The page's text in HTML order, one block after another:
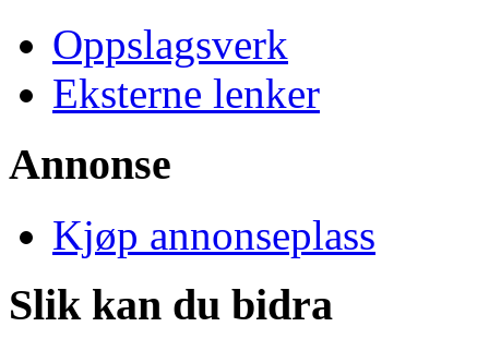
Oppslagsverk
Eksterne lenker
Annonse
Kjøp annonseplass
Slik kan du bidra